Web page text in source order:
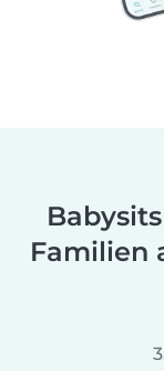
Familien